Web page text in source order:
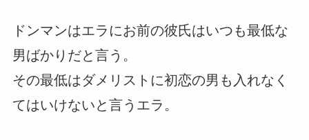
ドンマンはエラにお前の彼氏はいつも最低な
男ばかりだと言う。
その最低はダメリストに初恋の男も入れなく
てはいけないと言うエラ。